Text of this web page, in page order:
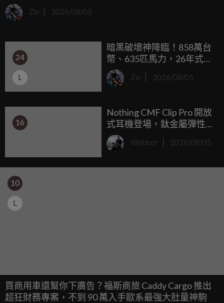
心讀者在當地蜿蜒的鄉間小路上，幸運撞見了Kawasaki拍攝
宣傳影片的現場，畫面中出現了兩輛只有部分偽裝的神秘跨
待發的全新中量級運動旅行車「Kawasaki Versys 900」。
Ziv 2026/08/05
24
L
暗黑破壞神降臨！858萬台
幣、635匹馬力，26年式
Defender OCTA Black 全台
限量5台剽悍登台
Ziv 2026/08/05
16
Nothing CMF Clip Pro 開放
式耳機登場，鈦金屬彈性
線與旋鈕盒設計超亮眼
Webber 2026/08/05
10
L
買商用車還幫你下廣告？福斯商旅 Caddy Cargo 推出
超狂財務專案，不到 90 萬入手歐系最強大肚量神駒